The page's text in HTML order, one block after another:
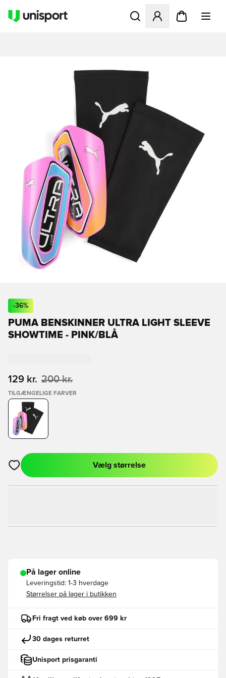
Åbner en Modal til at
-36%
PUMA BENSKINNER ULTRA LIGHT SLEEVE
SHOWTIME - PINK/BLÅ
129 kr. 200 kr.
TILGÆNGELIGE FARVER
Åbner en Modal til at logge ind eller tilmelde dig som medlem
Vælg størrelse
På lager online
Leveringstid: 1-3 hverdage
Størrelser på lager i butikken
Fri fragt ved køb over 699 kr
30 dages returret
Unisport prisgaranti